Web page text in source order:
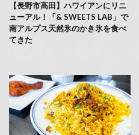
【長野市高田】ハワイアンにリニ
ューアル！「& SWEETS LAB」で
南アルプス天然氷のかき氷を食べ
てきた